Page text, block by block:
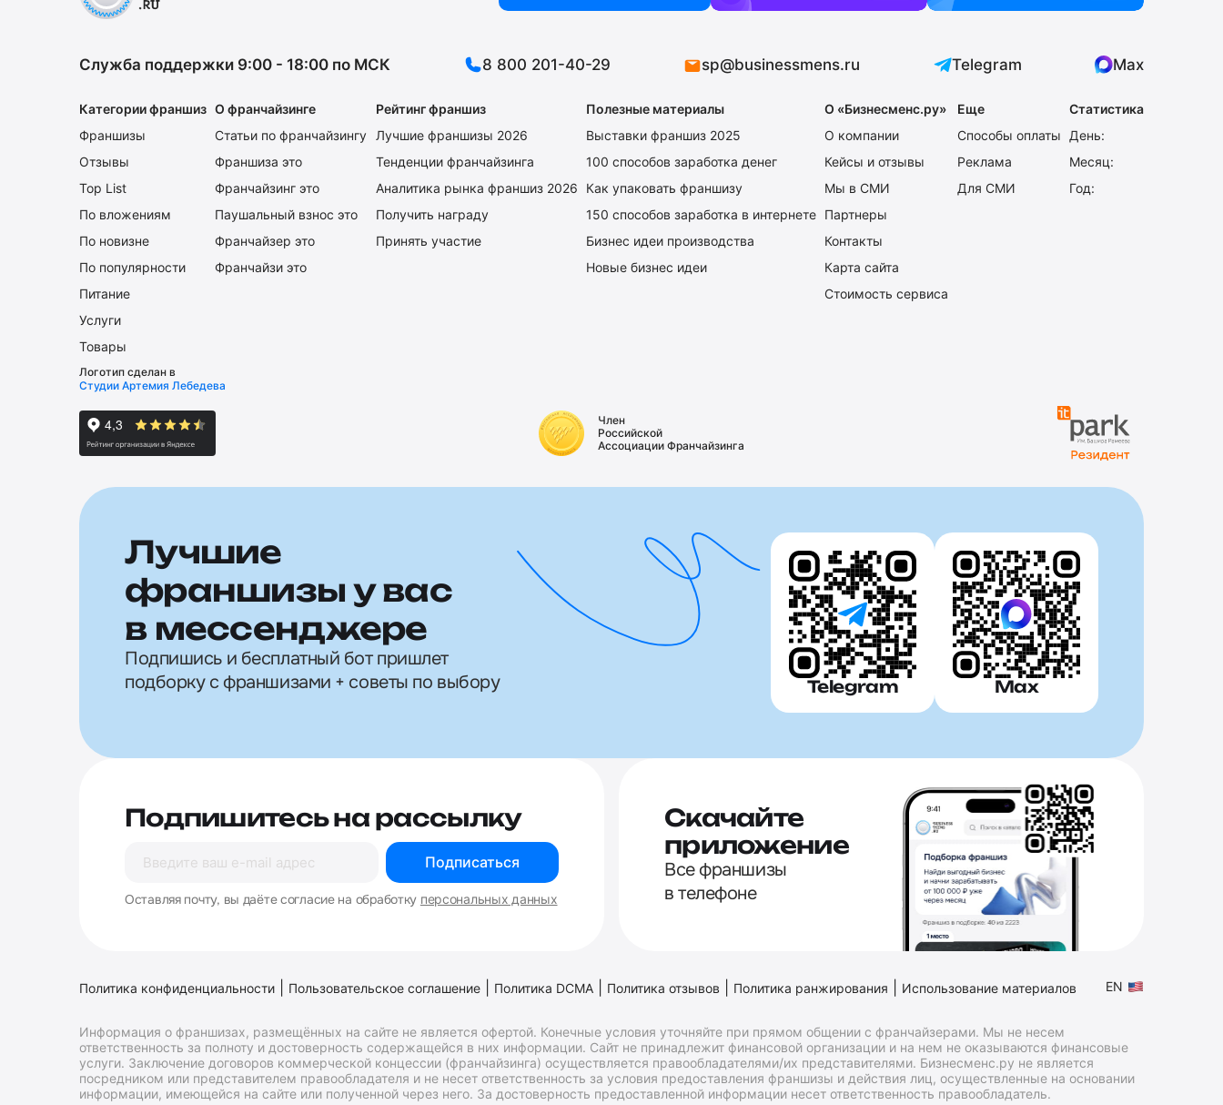
Служба поддержки 9:00 - 18:00 по МСК 8 800 201-40-29 sp@businessmens.ru Telegram Max
Категории франшиз
Франшизы
Отзывы
Top List
По вложениям
По новизне
По популярности
Питание
Услуги
Товары
О франчайзинге
Статьи по франчайзингу
Франшиза это
Франчайзинг это
Паушальный взнос это
Франчайзер это
Франчайзи это
Рейтинг франшиз
Лучшие франшизы 2026
Тенденции франчайзинга
Аналитика рынка франшиз 2026
Получить награду
Принять участие
Полезные материалы
Выставки франшиз 2025
100 способов заработка денег
Как упаковать франшизу
150 способов заработка в интернете
Бизнес идеи производства
Новые бизнес идеи
О «Бизнесменс.ру»
О компании
Кейсы и отзывы
Мы в СМИ
Партнеры
Контакты
Карта сайта
Стоимость сервиса
Еще
Способы оплаты
Реклама
Для СМИ
Статистика
День:
Месяц:
Год:
Логотип сделан в
Студии Артемия Лебедева
Член
Российской
Ассоциации Франчайзинга
Лучшие
франшизы у вас
в мессенджере
Подпишись и бесплатный бот пришлет
подборку с франшизами + советы по выбору
Telegram Max
Подпишитесь на рассылку
Подписаться
Оставляя почту, вы даёте согласие на обработку персональных данных
Скачайте
приложение
Все франшизы
в телефоне
Политика конфиденциальности Пользовательское соглашение Политика DCMA Политика отзывов Политика ранжирования Использование материалов EN
Информация о франшизах, размещённых на сайте не является офертой. Конечные условия уточняйте при прямом общении с франчайзерами. Мы не несем
ответственность за полноту и достоверность содержащейся в них информации. Сайт не принадлежит финансовой организации и на нем не оказываются финансовые
услуги. Заключение договоров коммерческой концессии (франчайзинга) осуществляется правообладателями/их представителями. Бизнесменс.ру не является
посредником или представителем правообладателя и не несет ответственность за условия предоставления франшизы и действия лиц, осуществленные на основании
информации, имеющейся на сайте или полученной через него. За достоверность предоставленной информации несет ответственность правообладатель.